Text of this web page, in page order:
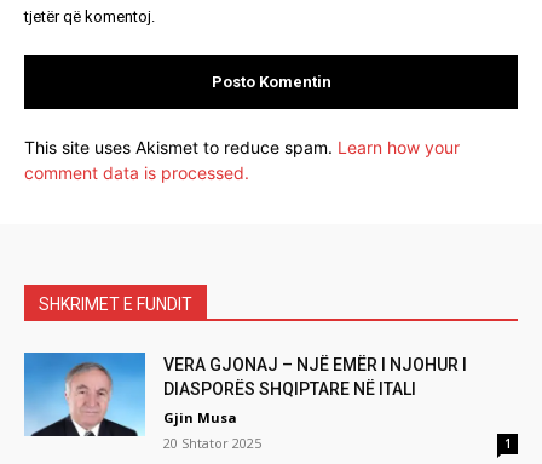
tjetër që komentoj.
This site uses Akismet to reduce spam. Learn how your
comment data is processed.
SHKRIMET E FUNDIT
VERA GJONAJ – NJË EMËR I NJOHUR I
DIASPORËS SHQIPTARE NË ITALI
Gjin Musa
20 Shtator 2025
1